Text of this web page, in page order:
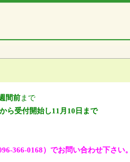
間前まで
受付開始し11月10日まで
366-0168）でお問い合わせ下さい